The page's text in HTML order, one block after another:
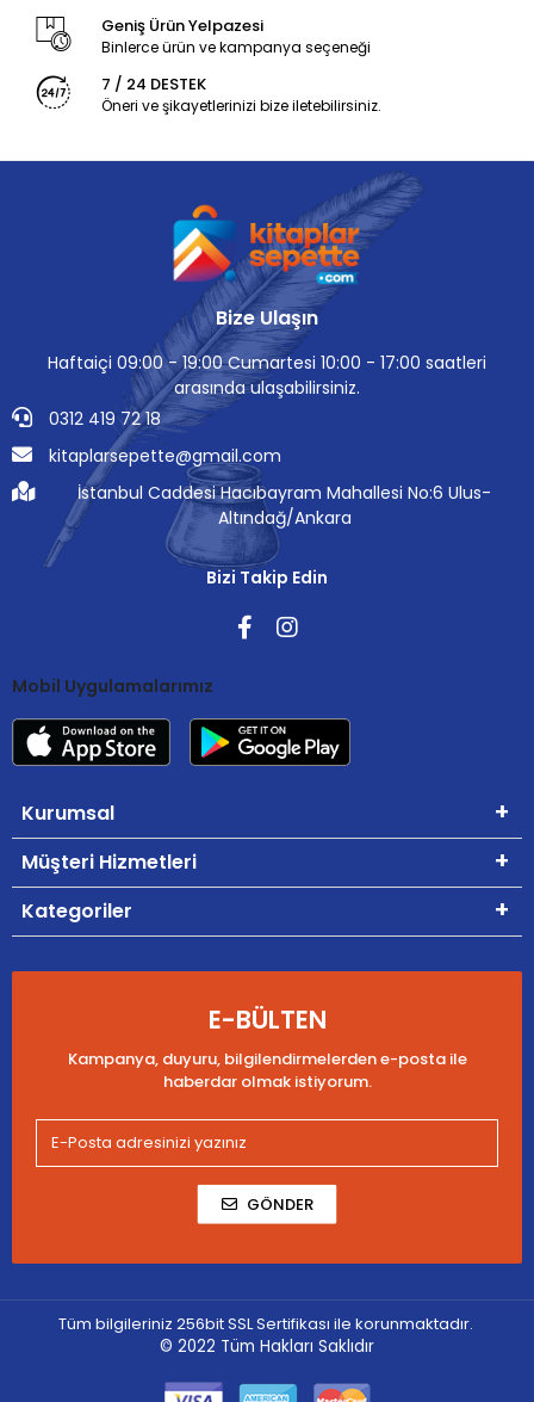
Geniş Ürün Yelpazesi
Binlerce ürün ve kampanya seçeneği
7 / 24 DESTEK
Öneri ve şikayetlerinizi bize iletebilirsiniz.
Bize Ulaşın
Haftaiçi 09:00 - 19:00 Cumartesi 10:00 - 17:00 saatleri
arasında ulaşabilirsiniz.
0312 419 72 18
kitaplarsepette@gmail.com
İstanbul Caddesi Hacıbayram Mahallesi No:6 Ulus-
Altındağ/Ankara
Bizi Takip Edin
Mobil Uygulamalarımız
Kurumsal
Müşteri Hizmetleri
Kategoriler
E-BÜLTEN
Kampanya, duyuru, bilgilendirmelerden e-posta ile
haberdar olmak istiyorum.
GÖNDER
Tüm bilgileriniz 256bit SSL Sertifikası ile korunmaktadır.
© 2022 Tüm Hakları Saklıdır